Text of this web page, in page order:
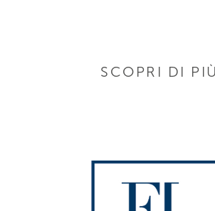
SCOPRI DI PIÙ